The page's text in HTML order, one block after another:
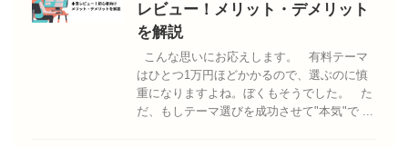
レビュー！メリット・デメリット
を解説
こんな思いにお応えします。 有料テーマ
はひとつ1万円ほどかかるので、選ぶのに慎
重になりますよね。ぼくもそうでした。 た
だ、もしテーマ選びを成功させて"本気"で ...